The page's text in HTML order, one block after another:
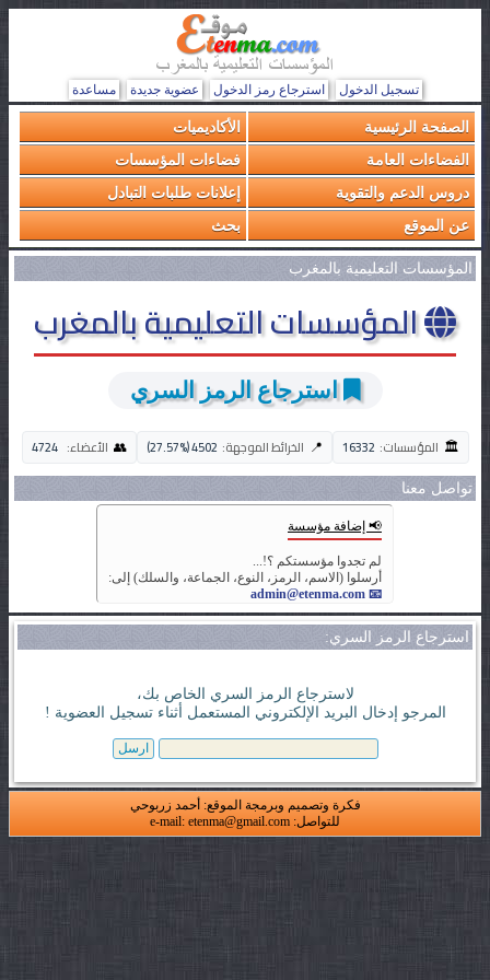
تسجيل الدخول استرجاع رمز الدخول عضوية جديدة مساعدة
الصفحة الرئيسية
الأكاديميات
الفضاءات العامة
فضاءات المؤسسات
دروس الدعم والتقوية
إعلانات طلبات التبادل
عن الموقع
بحث
المؤسسات التعليمية بالمغرب
المؤسسات التعليمية بالمغرب
استرجاع الرمز السري
🏛️ المؤسسات: 16332
📍 الخرائط الموجهة: 4502 (27.57%)
👥 الأعضاء: 4724
تواصل معنا
📢 إضافة مؤسسة
لم تجدوا مؤسستكم ؟!...
أرسلوا (الاسم، الرمز، النوع، الجماعة، والسلك) إلى:
📧 admin@etenma.com
استرجاع الرمز السري:
لاسترجاع الرمز السري الخاص بك،
المرجو إدخال البريد الإلكتروني المستعمل أثناء تسجيل العضوية !
فكرة وتصميم وبرمجة الموقع: أحمد زربوحي
للتواصل: e-mail: etenma@gmail.com